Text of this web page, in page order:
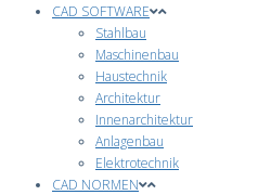
CAD SOFTWARE
Stahlbau
Maschinenbau
Haustechnik
Architektur
Innenarchitektur
Anlagenbau
Elektrotechnik
CAD NORMEN